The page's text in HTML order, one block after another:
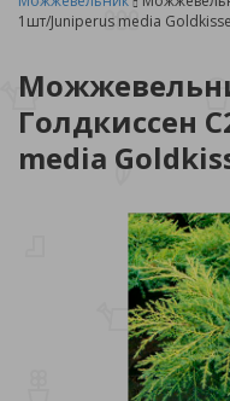
1шт/Juniperus media
Голдкиссен
media